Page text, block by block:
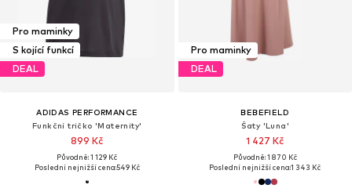
Pro maminky
S kojící funkcí
DEAL
ADIDAS PERFORMANCE
Funkční tričko 'Maternity'
899 Kč
Původně: 1 129 Kč
Poslední nejnižší cena:549 Kč
Pro maminky
DEAL
BEBEFIELD
Šaty 'Luna'
1 427 Kč
Původně: 1 870 Kč
Poslední nejnižší cena:1 343 Kč